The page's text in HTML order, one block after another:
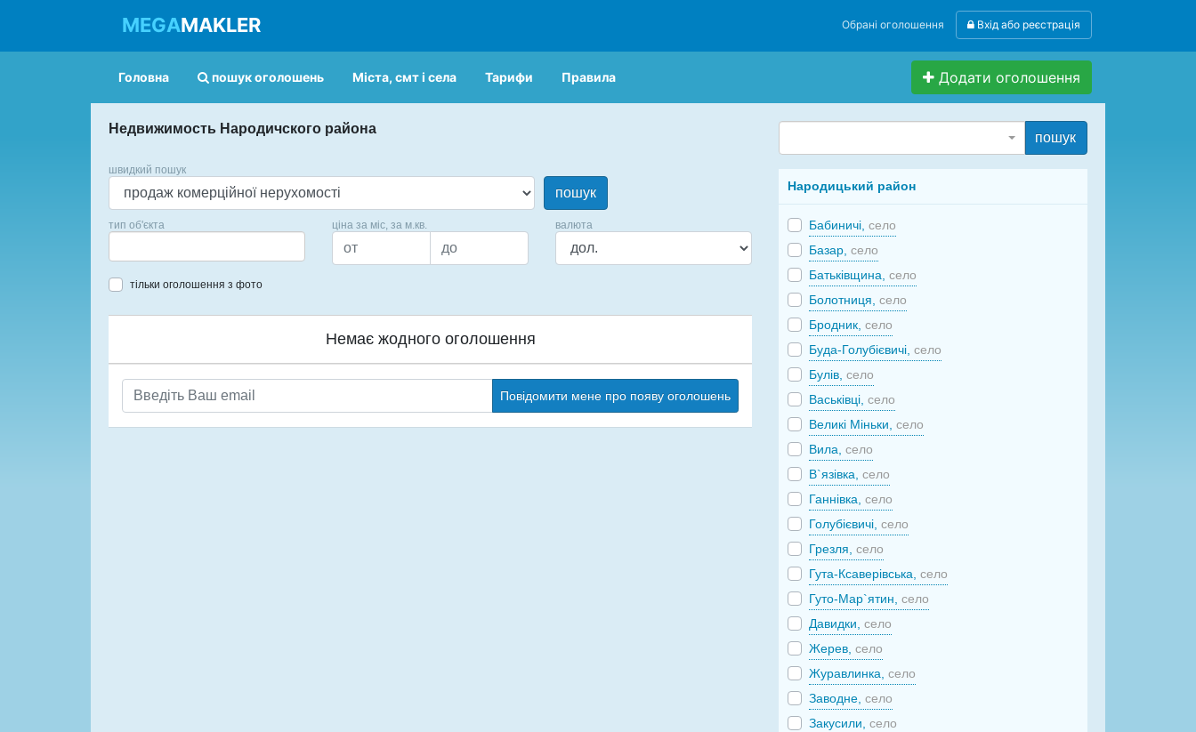
MEGAMAKLER Обрані оголошення Вхід або реєстрація
Головна пошук оголошень Міста, смт і села Тарифи Правила Додати оголошення
Недвижимость Народичского района
швидкий пошук
пошук
тип об'єкта ціна за міс, за м.кв. валюта
тільки оголошення з фото
Немає жодного оголошення
Повідомити мене про появу оголошень
пошук
Народицький район
Бабиничі,село
Базар,село
Батьківщина,село
Болотниця,село
Бродник,село
Буда-Голубієвичі,село
Булів,село
Васьківці,село
Великі Міньки,село
Вила,село
В`язівка,село
Ганнівка,село
Голубієвичі,село
Грезля,село
Гута-Ксаверівська,село
Гуто-Мар`ятин,село
Давидки,село
Жерев,село
Журавлинка,село
Заводне,село
Закусили,село